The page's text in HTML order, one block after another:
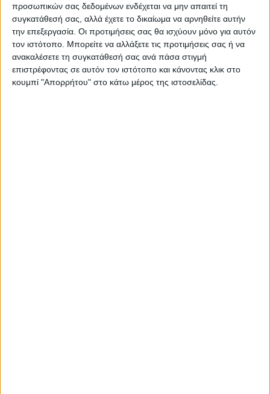
προσωπικών σας δεδομένων ενδέχεται να μην απαιτεί τη
συγκατάθεσή σας, αλλά έχετε το δικαίωμα να αρνηθείτε αυτήν
την επεξεργασία. Οι προτιμήσεις σας θα ισχύουν μόνο για αυτόν
τον ιστότοπο. Μπορείτε να αλλάξετε τις προτιμήσεις σας ή να
ανακαλέσετε τη συγκατάθεσή σας ανά πάσα στιγμή
επιστρέφοντας σε αυτόν τον ιστότοπο και κάνοντας κλικ στο
κουμπί "Απορρήτου" στο κάτω μέρος της ιστοσελίδας.
ΠΑΡΟΜΟΙΑ ΑΡΘΡΑ